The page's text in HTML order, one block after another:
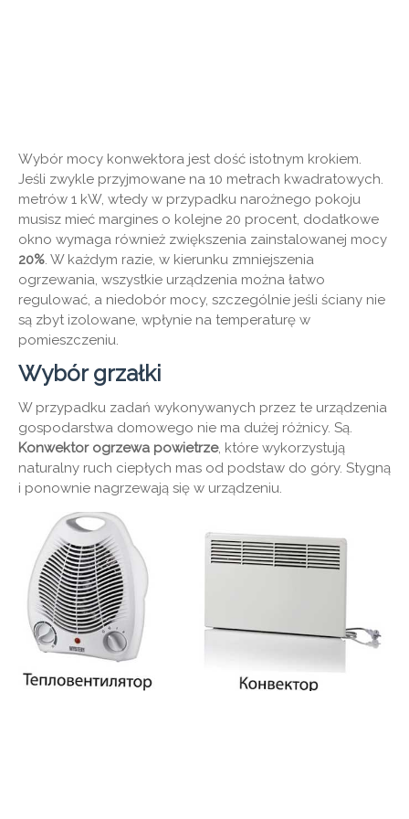
Wybór mocy konwektora jest dość istotnym krokiem.
Jeśli zwykle przyjmowane na 10 metrach kwadratowych.
metrów 1 kW, wtedy w przypadku narożnego pokoju
musisz mieć margines o kolejne 20 procent, dodatkowe
okno wymaga również zwiększenia zainstalowanej mocy
20%. W każdym razie, w kierunku zmniejszenia
ogrzewania, wszystkie urządzenia można łatwo
regulować, a niedobór mocy, szczególnie jeśli ściany nie
są zbyt izolowane, wpłynie na temperaturę w
pomieszczeniu.
Wybór grzałki
W przypadku zadań wykonywanych przez te urządzenia
gospodarstwa domowego nie ma dużej różnicy. Są.
Konwektor ogrzewa powietrze, które wykorzystują
naturalny ruch ciepłych mas od podstaw do góry. Stygną
i ponownie nagrzewają się w urządzeniu.